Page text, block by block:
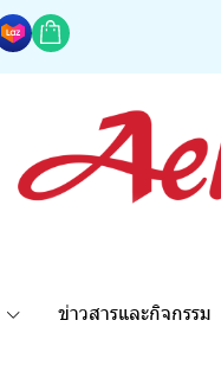
ข่าวสารและกิจกรรม